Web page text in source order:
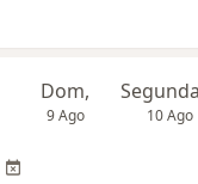
Dom,
9 Ago 10 Ago